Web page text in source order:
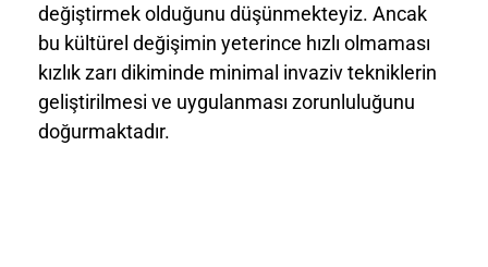
değiştirmek olduğunu düşünmekteyiz. Ancak
bu kültürel değişimin yeterince hızlı olmaması
kızlık zarı dikiminde minimal invaziv tekniklerin
geliştirilmesi ve uygulanması zorunluluğunu
doğurmaktadır.